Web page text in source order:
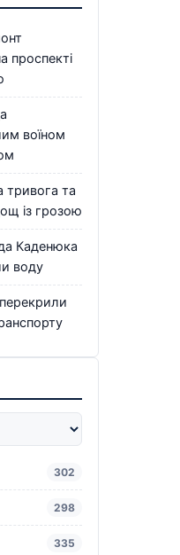
проспекті
воїном
тривога та
із грозою
Каденюка
воду
302
298
335